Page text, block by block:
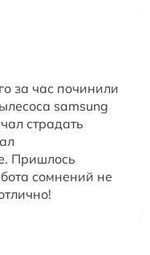
за час починили
samsung
страдать
Пришлось
сомнений не